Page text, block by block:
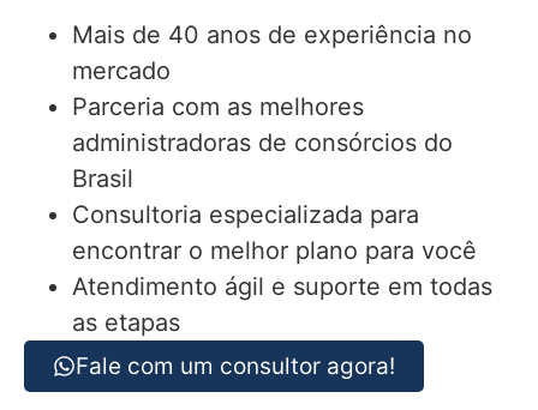
Mais de 40 anos de experiência no
mercado
Parceria com as melhores
administradoras de consórcios do
Brasil
Consultoria especializada para
encontrar o melhor plano para você
Atendimento ágil e suporte em todas
as etapas
Fale com um consultor agora!